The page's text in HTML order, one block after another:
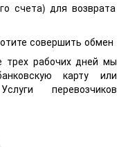
счета) для возврата
совершить обмен
трех рабочих дней мы
карту или
перевозчиков